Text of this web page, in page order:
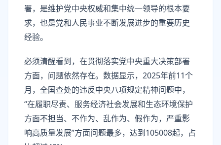
署，是维护党中央权威和集中统一领导的根本要
求，也是党和人民事业不断发展进步的重要历史
经验。
必须清醒看到，在贯彻落实党中央重大决策部署
方面，问题依然存在。数据显示，2025年前11个
月，全国查处的违反中央八项规定精神问题中，
“在履职尽责、服务经济社会发展和生态环境保护
方面不担当、不作为、乱作为、假作为，严重影
响高质量发展”方面问题最多，达到105008起，占